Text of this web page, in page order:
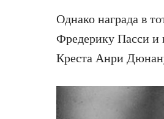
Однако награда в
Фредерику Пасси и
Креста Анри